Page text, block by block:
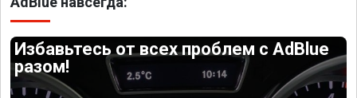
Избавьтесь от всех проблем с AdBlue
разом!